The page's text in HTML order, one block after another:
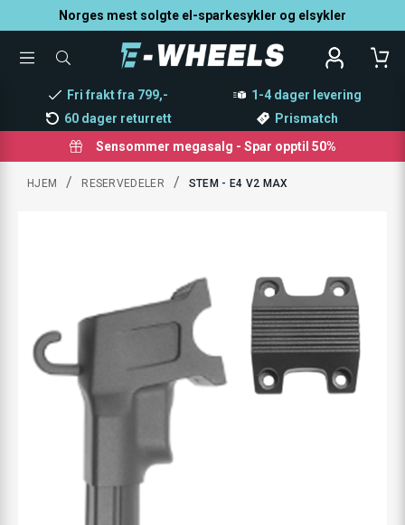
Norges mest solgte el-sparkesykler og elsykler
TOGGLESØK
KATEGORI,
Fri frakt fra 799,-
1-4 dager levering
60 dager returrett
Prismatch
Sensommer megasalg - Spar opptil 50%
HJEM / RESERVEDELER / STEM - E4 V2 MAX